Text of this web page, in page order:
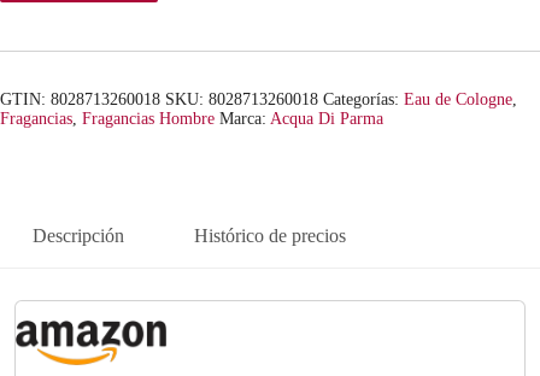
GTIN: 8028713260018 SKU: 8028713260018 Categorías: Eau de Cologne
Fragancias Fragancias Hombre Marca: Acqua Di Parma
Descripción Histórico de precios